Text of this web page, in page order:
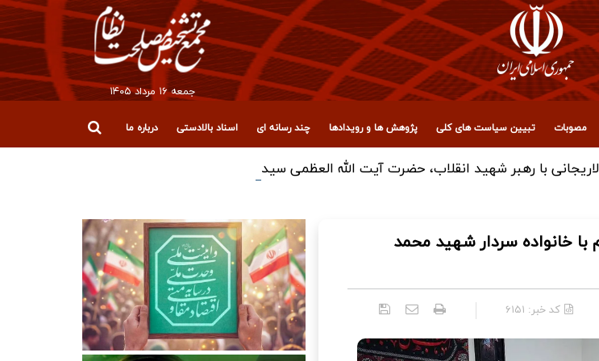
جمعه ۱۶ مرداد ۱۴۰۵
مصوبات تبیین سیاست های کلی پژوهش ها و رویدادها چند رسانه ای اسناد بالادستی درباره ما
با رهبر شهید انقلاب، حضرت آیت‌ الله العظمی سیدعلی خامنه‌ای (رضوان‌الله‌علیه)
خانواده سردار شهید محمد
کد خبر: ۶۱۵۱